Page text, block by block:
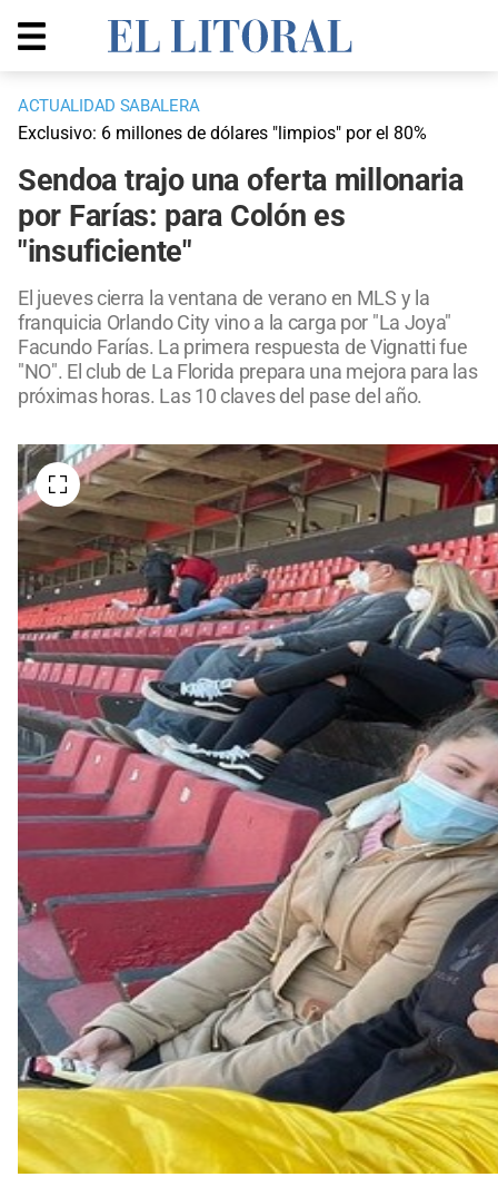
ACTUALIDAD SABALERA
Exclusivo: 6 millones de dólares "limpios" por el 80%
Sendoa trajo una oferta millonaria
por Farías: para Colón es
"insuficiente"
El jueves cierra la ventana de verano en MLS y la
franquicia Orlando City vino a la carga por "La Joya"
Facundo Farías. La primera respuesta de Vignatti fue
"NO". El club de La Florida prepara una mejora para las
próximas horas. Las 10 claves del pase del año.